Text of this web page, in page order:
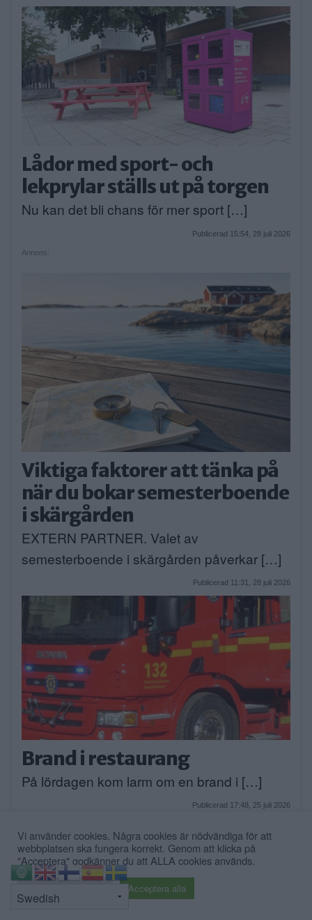
Lådor med sport- och
lekprylar ställs ut på torgen
Nu kan det bli chans för mer sport […]
Publicerad 15:54, 28 juli 2026
Annons:
Viktiga faktorer att tänka på
när du bokar semesterboende
i skärgården
EXTERN PARTNER. Valet av
semesterboende i skärgården påverkar […]
Publicerad 11:31, 28 juli 2026
Brand i restaurang
På lördagen kom larm om en brand i […]
Publicerad 17:48, 25 juli 2026
Vi använder cookies. Några cookies är nödvändiga för att
webbplatsen ska fungera korrekt. Genom att klicka på
"Acceptera" godkänner du att ALLA cookies används.
Acceptera alla